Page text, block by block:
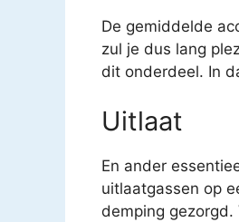
De gemiddelde
zul je dus lang
dit onderdeel. In
Uitlaat
En ander
uitlaatgassen op
demping